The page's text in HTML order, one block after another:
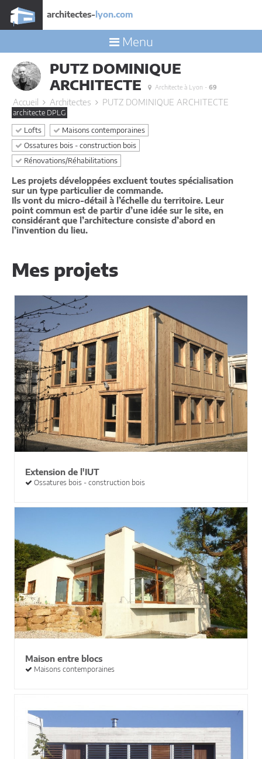
architectes- lyon.com
Menu
PUTZ DOMINIQUE
ARCHITECTE
Architecte à Lyon - 69
Accueil Architectes PUTZ DOMINIQUE ARCHITECTE
architecte DPLG
Lofts
Maisons contemporaines
Ossatures bois - construction bois
Rénovations/Réhabilitations
Les projets développées excluent toutes spécialisation
sur un type particulier de commande.
Ils vont du micro-détail à l’échelle du territoire. Leur
point commun est de partir d’une idée sur le site, en
considérant que l’architecture consiste d’abord en
l’invention du lieu.
Mes projets
Extension de l'IUT
Ossatures bois - construction bois
Maison entre blocs
Maisons contemporaines